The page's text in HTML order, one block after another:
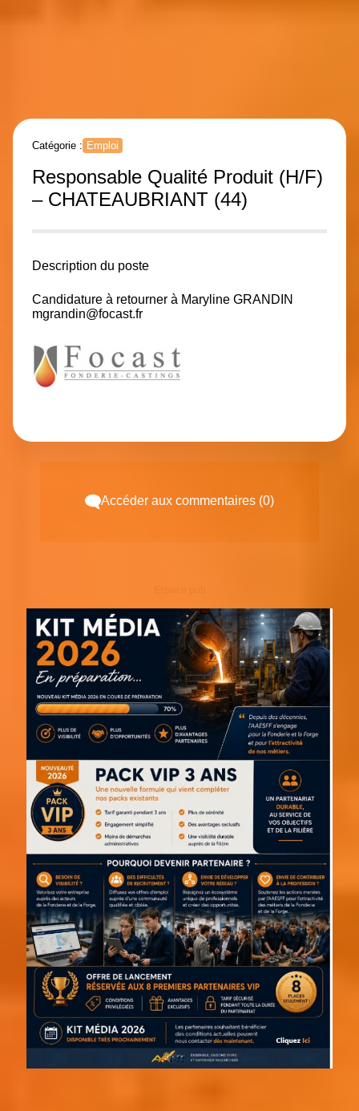
Catégorie : Emploi
Responsable Qualité Produit (H/F)
– CHATEAUBRIANT (44)
Description du poste
Candidature à retourner à Maryline GRANDIN
mgrandin@focast.fr
Accéder aux commentaires (0)